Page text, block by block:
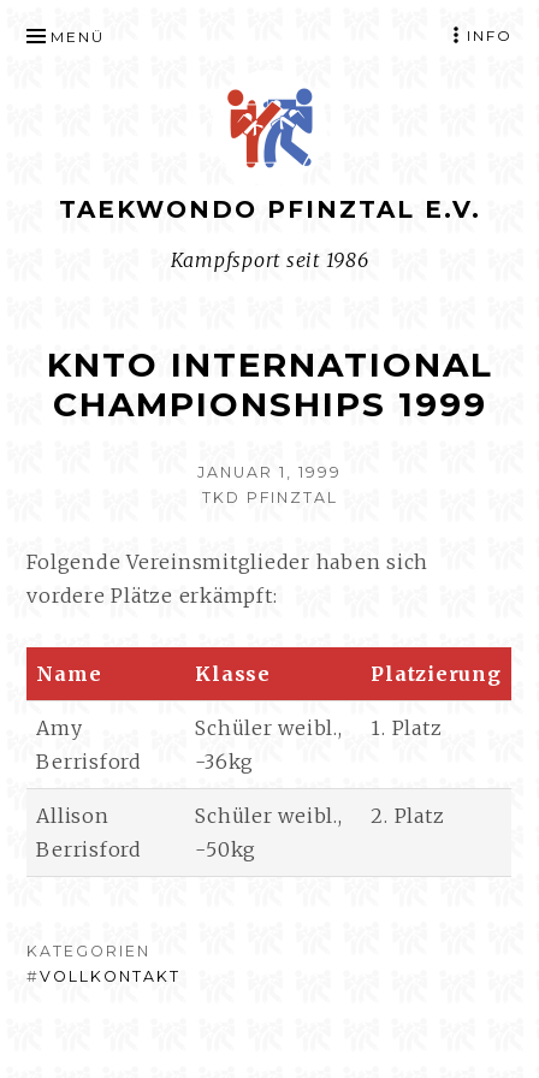
INHALT
TAEKWONDO PFINZTAL E.V.
Kampfsport seit 1986
MENÜ INFO
KNTO INTERNATIONAL
CHAMPIONSHIPS 1999
VERÖFFENTLICHT
AM
JANUAR 1, 1999
AUTOR
TKD PFINZTAL
Folgende Vereinsmitglieder haben sich
vordere Plätze erkämpft:
Name Klasse Platzierung
Amy
Berrisford
Schüler weibl.,
-36kg
1. Platz
Allison
Berrisford
Schüler weibl.,
-50kg
2. Platz
KATEGORIEN
#VOLLKONTAKT